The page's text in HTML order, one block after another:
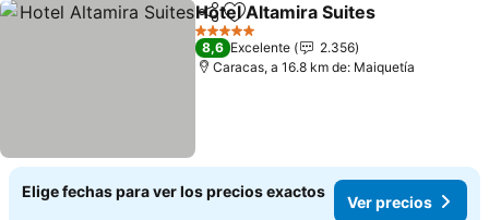
CompartirAgregar a favoritos
Hotel Altamira Suites
5 Estrellas
8,6 Excelente
2.356
Caracas, a 16.8 km de: Maiquetía
Elige fechas para ver los precios exactos
Ver precios